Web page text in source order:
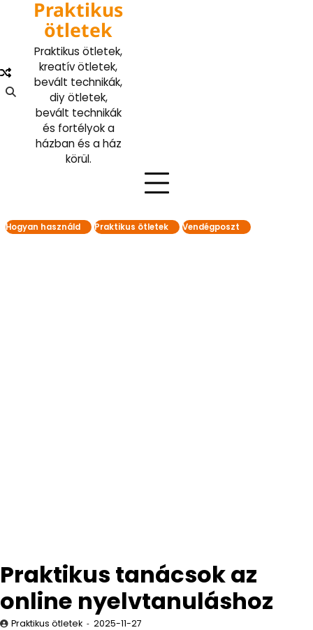
Praktikus
ötletek
Praktikus ötletek,
kreatív ötletek,
bevált technikák,
diy ötletek,
bevált technikák
és fortélyok a
házban és a ház
körül.
Hogyan használd Praktikus ötletek Vendégposzt
Praktikus tanácsok az
online nyelvtanuláshoz
Praktikus ötletek 2025-11-27